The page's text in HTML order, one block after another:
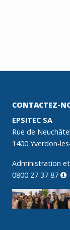
CONTACTEZ-
EPSITEC SA
Rue de
1400 Yverdon-
Administration
0800 27 37 87